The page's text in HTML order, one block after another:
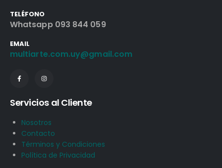
TELÉFONO
Whatsapp 093 844 059
EMAIL
multiarte.com.uy@gmail.com
Servicios al Cliente
Nosotros
Contacto
Términos y Condiciones
Política de Privacidad